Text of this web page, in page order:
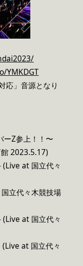
YMKDGT
応」音源となり
Z参上！！〜
2023.5.17)
(Live at 国立代々
立代々木競技場
(Live at 国立代々
at 国立代々